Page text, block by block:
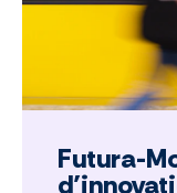
Futura-